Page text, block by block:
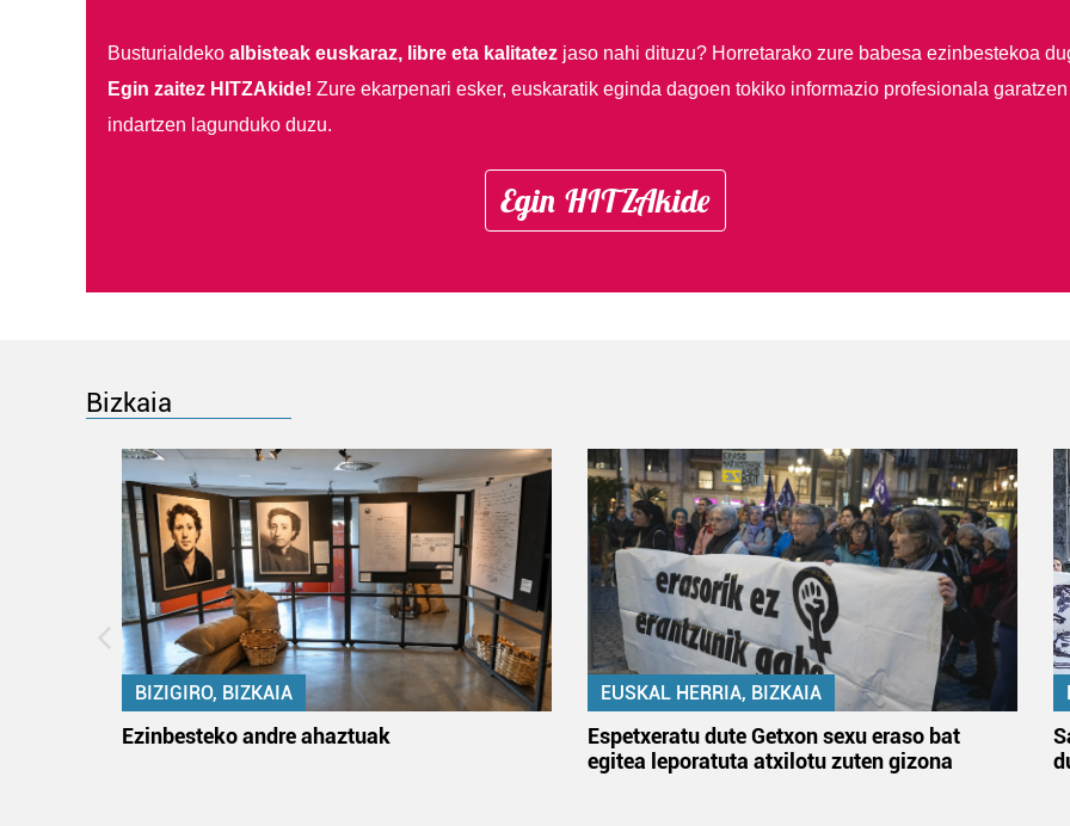
Busturialdeko albisteak euskaraz, libre eta kalitatezjaso nahi dituzu? Horretarako zure babesa ezinbestekoa
Egin zaitez HITZAkide! Zure ekarpenari esker, euskaratik eginda dagoen tokiko informazio profesionala garatzen
indartzen lagunduko duzu.
Egin HITZAkide
Bizkaia
BIZIGIRO, BIZKAIA
Ezinbesteko andre ahaztuak
EUSKAL HERRIA, BIZKAIA
Espetxeratu dute Getxon sexu eraso bat
egitea leporatuta atxilotu zuten gizona